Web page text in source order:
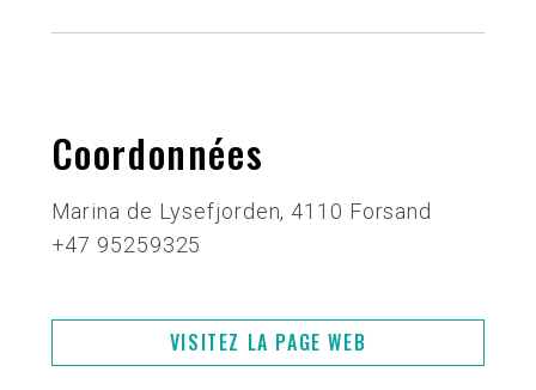
Coordonnées
Marina de Lysefjorden, 4110 Forsand
+47 95259325
VISITEZ LA PAGE WEB